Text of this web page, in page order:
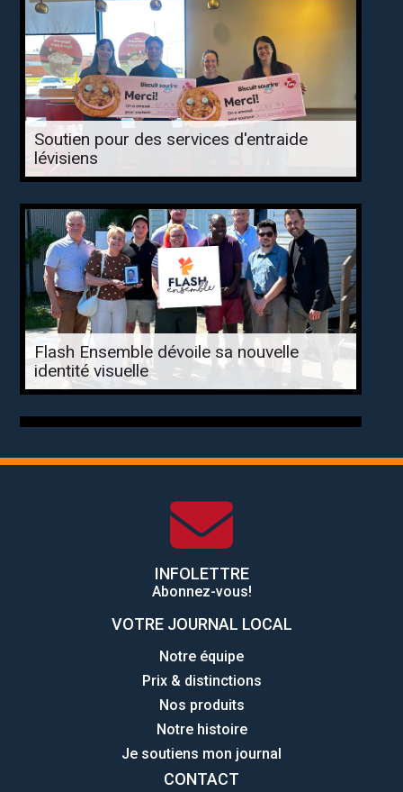
Soutien pour des services d'entraide
lévisiens
Flash Ensemble dévoile sa nouvelle
identité visuelle
INFOLETTRE
Abonnez-vous!
VOTRE JOURNAL LOCAL
Notre équipe
Prix & distinctions
Nos produits
Notre histoire
Je soutiens mon journal
CONTACT